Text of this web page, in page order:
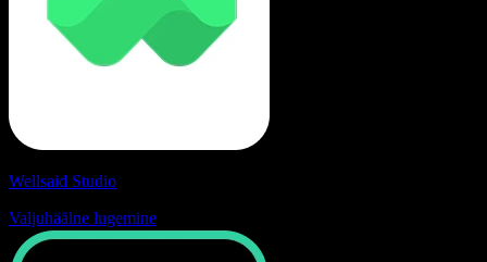
Wellsaid Studio
Valjuhäälne lugemine